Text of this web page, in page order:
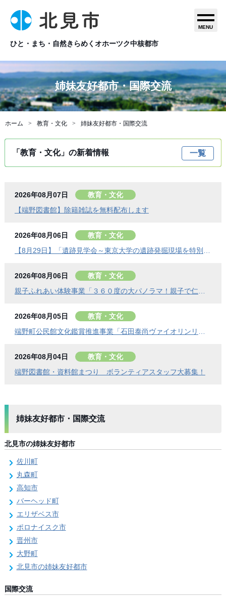
ひと・まち・自然きらめくオホーツク中核都市
MENU
姉妹友好都市・国際交流
ホーム 教育・文化 姉妹友好都市・国際交流
「教育・文化」の新着情報 一覧
2026年08月07日
教育・文化
【端野図書館】除籍雑誌を無料配布します
2026年08月06日
教育・文化
2026年08月06日
教育・文化
2026年08月05日
教育・文化
2026年08月04日
教育・文化
端野図書館・資料館まつり ボランティアスタッフ大募集！
姉妹友好都市・国際交流
北見市の姉妹友好都市
佐川町
丸森町
高知市
バーヘッド町
エリザベス市
ポロナイスク市
晋州市
大野町
北見市の姉妹友好都市
国際交流